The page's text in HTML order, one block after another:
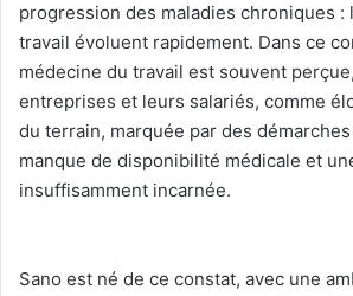
progression des maladies chroniques :
travail évoluent rapidement. Dans ce
médecine du travail est souvent
entreprises et leurs salariés, comme
du terrain, marquée par des
manque de disponibilité médicale et
insuffisamment incarnée.
Sano est né de ce constat, avec une